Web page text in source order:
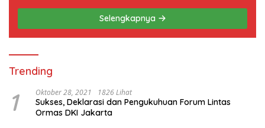
Selengkapnya
Trending
1 Oktober 28, 2021 1826 Lihat
Sukses, Deklarasi dan Pengukuhuan Forum Lintas
Ormas DKI Jakarta